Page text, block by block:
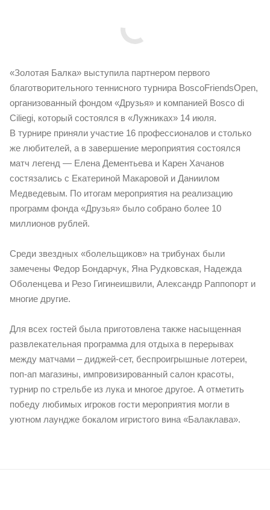
«Золотая Балка» выступила партнером первого
благотворительного теннисного турнира BoscoFriendsOpen,
организованный фондом «Друзья» и компанией Bosco di
Ciliegi, который состоялся в «Лужниках» 14 июля.
В турнире приняли участие 16 профессионалов и столько
же любителей, а в завершение мероприятия состоялся
матч легенд — Елена Дементьева и Карен Хачанов
состязались с Екатериной Макаровой и Даниилом
Медведевым. По итогам мероприятия на реализацию
программ фонда «Друзья» было собрано более 10
миллионов рублей.
Среди звездных «болельщиков» на трибунах были
замечены Федор Бондарчук, Яна Рудковская, Надежда
Оболенцева и Резо Гигинеишвили, Александр Раппопорт и
многие другие.
Для всех гостей была приготовлена также насыщенная
развлекательная программа для отдыха в перерывах
между матчами – диджей-сет, беспроигрышные лотереи,
поп-ап магазины, импровизированный салон красоты,
турнир по стрельбе из лука и многое другое. А отметить
победу любимых игроков гости мероприятия могли в
уютном лаундже бокалом игристого вина «Балаклава».